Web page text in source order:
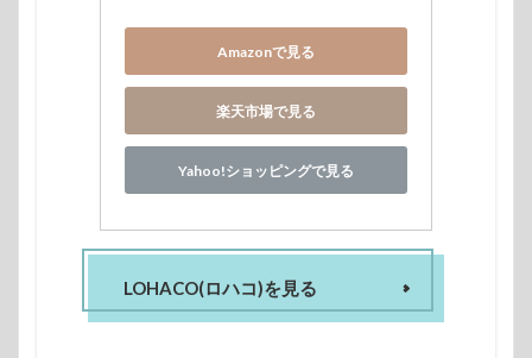
Amazonで見る
楽天市場で見る
Yahoo!ショッピングで見る
LOHACO(ロハコ)を見る